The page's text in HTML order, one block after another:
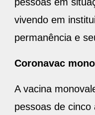
vivendo em
permanência e
Coronavac
A vacina
pessoas de